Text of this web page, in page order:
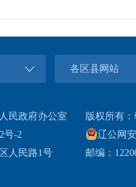
各区县网站
民政府办公室
号-2
人民路1号
版权所有
辽公网
邮编：